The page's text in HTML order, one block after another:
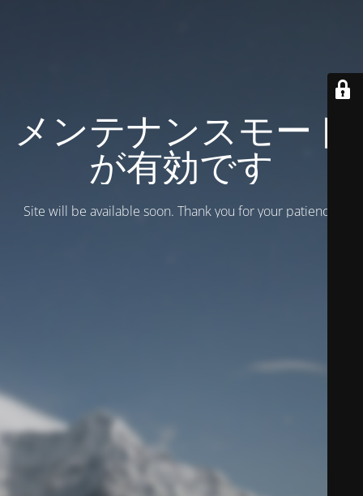
メンテナンスモード
が有効です
Site will be available soon. Thank you for your patience!